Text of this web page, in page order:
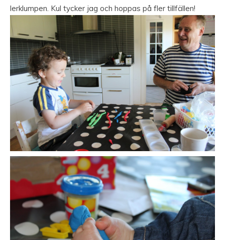
lerklumpen. Kul tycker jag och hoppas på fler tillfällen!